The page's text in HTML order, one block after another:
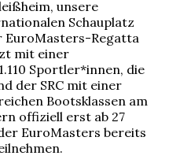
unsere
Schauplatz
EuroMasters-Regatta
mit einer
Sportler*innen, die
der SRC mit einer
Bootsklassen am
offiziell erst ab 27
EuroMasters bereits